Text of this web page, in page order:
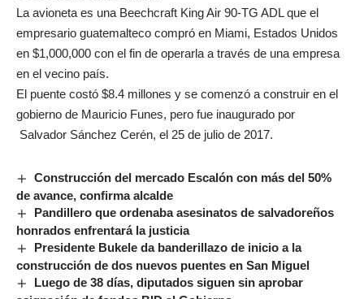
La avioneta es una Beechcraft King Air 90-TG ADL que el
empresario guatemalteco compró en Miami, Estados Unidos
en $1,000,000 con el fin de operarla a través de una empresa
en el vecino país.
El puente costó $8.4 millones y se comenzó a construir en el
gobierno de Mauricio Funes, pero fue inaugurado por
Salvador Sánchez Cerén, el 25 de julio de 2017.
Construcción del mercado Escalón con más del 50%
de avance, confirma alcalde
Pandillero que ordenaba asesinatos de salvadoreños
honrados enfrentará la justicia
Presidente Bukele da banderillazo de inicio a la
construcción de dos nuevos puentes en San Miguel
Luego de 38 días, diputados siguen sin aprobar